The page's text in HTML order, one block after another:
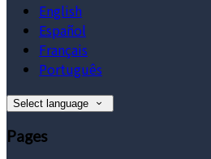
English
Español
Français
Português
Select language
Pages